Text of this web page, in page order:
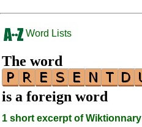
Word Lists
The word
is a foreign word
1 short excerpt of Wiktionnary